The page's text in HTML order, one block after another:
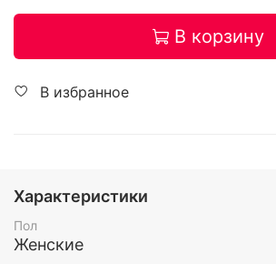
В корзину
В избранное
Характеристики
Пол
Женские